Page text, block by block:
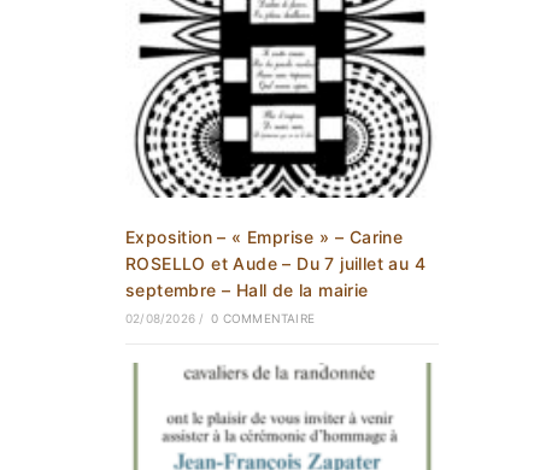
Exposition – « Emprise » – Carine
ROSELLO et Aude – Du 7 juillet au 4
septembre – Hall de la mairie
02/08/2026 / 0 COMMENTAIRE